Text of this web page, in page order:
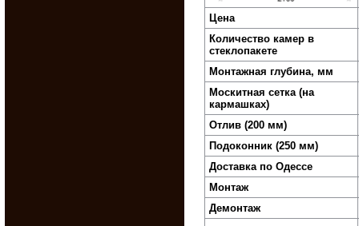
Цена
Количество камер в
стеклопакете
Монтажная глубина, мм
Москитная сетка (на
кармашках)
Отлив (200 мм)
Подоконник (250 мм)
Доставка по Одессе
Монтаж
Демонтаж